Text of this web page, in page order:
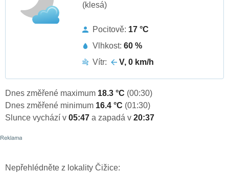
(klesá)
Pocitově: 17 °C
Vlhkost: 60 %
Vítr:
V, 0 km/h
Dnes změřené maximum 18.3 °C (00:30)
Dnes změřené minimum 16.4 °C (01:30)
Slunce vychází v 05:47 a zapadá v 20:37
Nepřehlédněte z lokality Čižice: